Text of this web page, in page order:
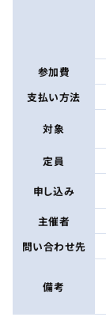
参加費
支払い方法
対象
定員
申し込み
主催者
問い合わせ先
備考